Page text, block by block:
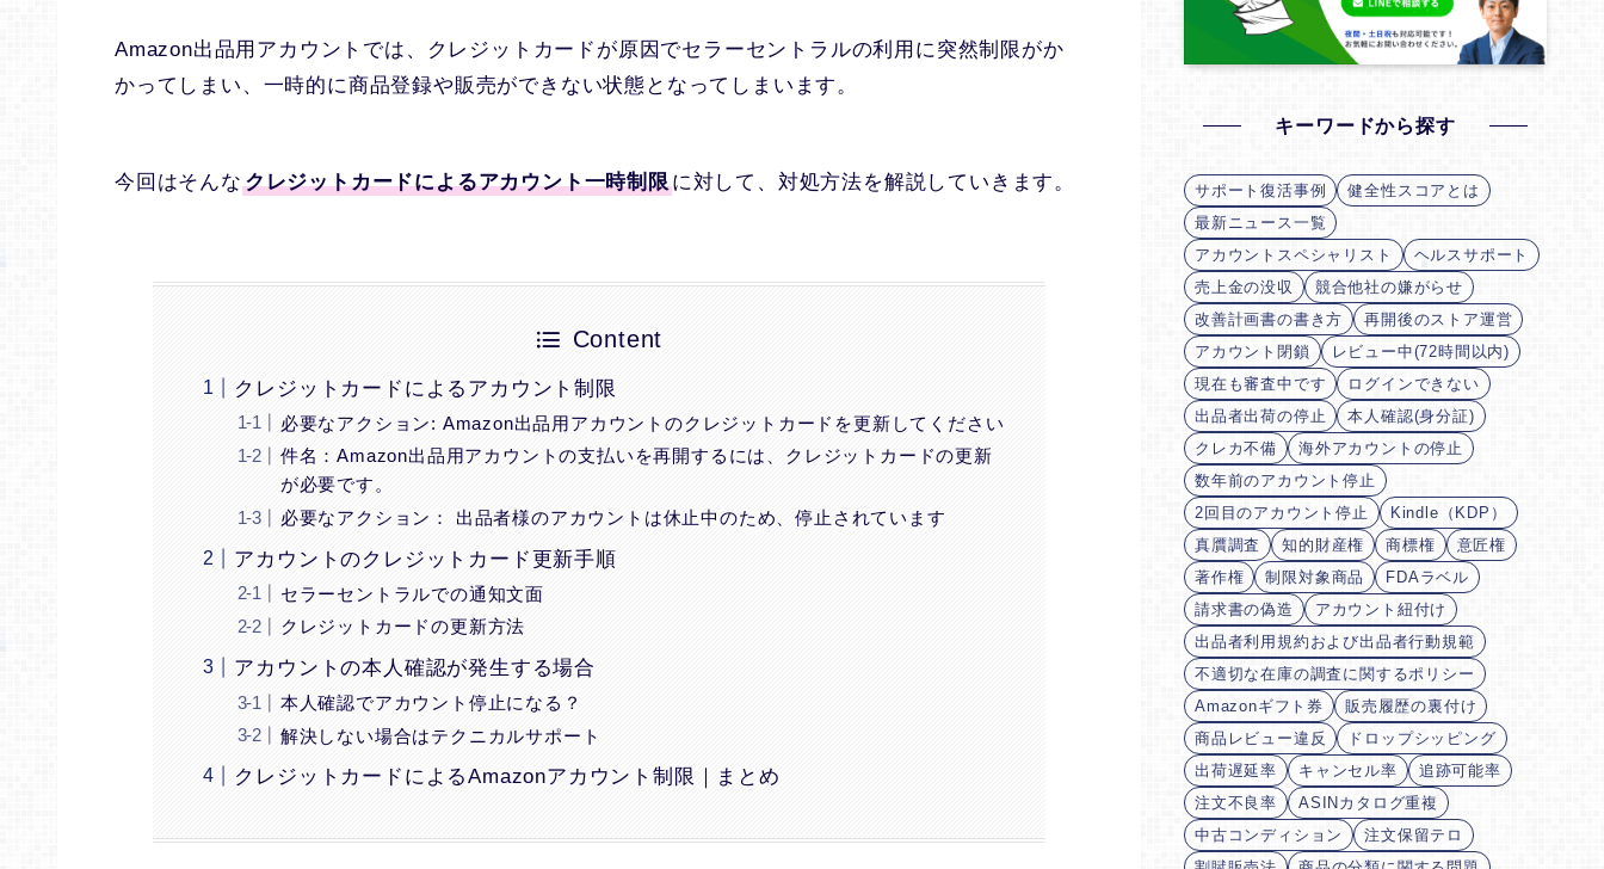
Amazon出品用アカウントでは、クレジットカードが原因でセラーセントラルの利用に突然制限がか
かってしまい、一時的に商品登録や販売ができない状態となってしまいます。
今回はそんな クレジットカードによるアカウント一時制限に対して、対処方法を解説していきます。
Content
クレジットカードによるアカウント制限
必要なアクション: Amazon出品用アカウントのクレジットカードを更新してください
件名：Amazon出品用アカウントの支払いを再開するには、クレジットカードの更新
が必要です。
必要なアクション： 出品者様のアカウントは休止中のため、停止されています
アカウントのクレジットカード更新手順
セラーセントラルでの通知文面
クレジットカードの更新方法
アカウントの本人確認が発生する場合
本人確認でアカウント停止になる？
解決しない場合はテクニカルサポート
クレジットカードによるAmazonアカウント制限｜まとめ
キーワードから探す
サポート復活事例
健全性スコアとは
最新ニュース一覧
アカウントスペシャリスト
ヘルスサポート
売上金の没収
競合他社の嫌がらせ
改善計画書の書き方
再開後のストア運営
アカウント閉鎖
レビュー中(72時間以内)
現在も審査中です
ログインできない
出品者出荷の停止
本人確認(身分証)
クレカ不備
海外アカウントの停止
数年前のアカウント停止
2回目のアカウント停止
Kindle（KDP）
真贋調査
知的財産権 商標権
意匠権
著作権
制限対象商品
FDAラベル
請求書の偽造
アカウント紐付け
出品者利用規約および出品者行動規範
不適切な在庫の調査に関するポリシー
Amazonギフト券
販売履歴の裏付け
商品レビュー違反
ドロップシッピング
出荷遅延率
キャンセル率
追跡可能率
注文不良率
ASINカタログ重複
中古コンディション
注文保留テロ